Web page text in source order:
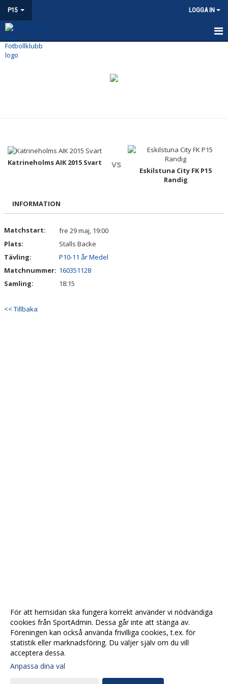
P15 LOGGA IN
P15
BILDGALLERI
KONTAKT
Katrineholms AIK 2015 Svart vs
Eskilstuna City FK P15
Randig
INFORMATION
Matchstart:
fre 29 maj, 19:00
Plats:
Stalls Backe
Tävling:
P10-11 år Medel
Matchnummer: 160351128
Samling:
18:15
<< Tillbaka
För att hemsidan ska fungera korrekt använder vi nödvändiga
cookies från SportAdmin. Dessa går inte att stänga av.
Föreningen kan också använda frivilliga cookies, t.ex. för
statistik eller marknadsföring. Du väljer själv om du vill
acceptera dessa.
Anpassa dina val